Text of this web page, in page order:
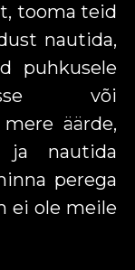
tooma teid
nautida,
puhkusele
või
äärde,
ja nautida
perega
ei ole meile